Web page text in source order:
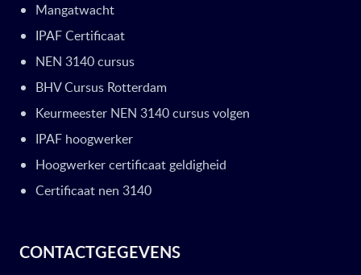
Mangatwacht
IPAF Certificaat
NEN 3140 cursus
BHV Cursus Rotterdam
Keurmeester NEN 3140 cursus volgen
IPAF hoogwerker
Hoogwerker certificaat geldigheid
Certificaat nen 3140
CONTACTGEGEVENS